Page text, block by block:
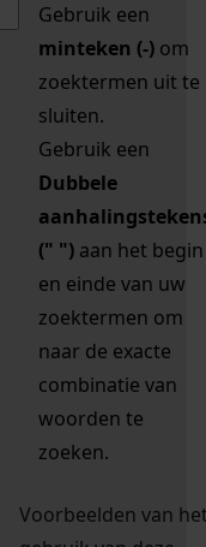
Gebruik een
minteken (-) om
zoektermen uit te
sluiten.
Gebruik een
Dubbele
(" ") aan het begin
en einde van uw
zoektermen om
naar de exacte
combinatie van
woorden te
zoeken.
Voorbeelden van